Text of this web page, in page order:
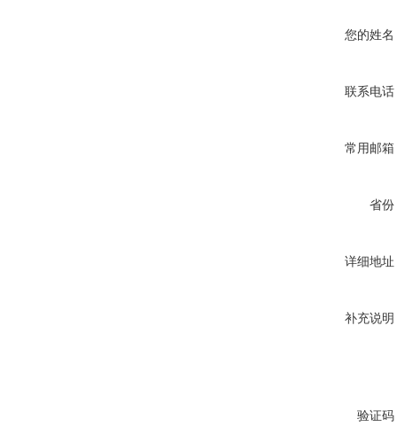
您的姓名
联系电话
常用邮箱
省份
详细地址
补充说明
验证码